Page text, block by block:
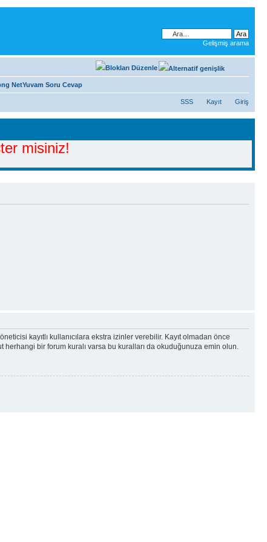
Gelişmiş arama
NetYuvam Soru Cevap
SSS Kayıt Giriş
misiniz!
kayıtlı kullanıcılara ekstra izinler verebilir. Kayıt olmadan önce
bir forum kuralı varsa bu kuralları da okuduğunuza emin olun.